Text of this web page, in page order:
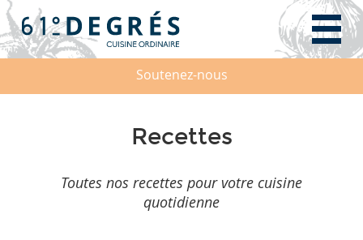
Soutenez-nous
Recettes
Toutes nos recettes pour votre cuisine
quotidienne